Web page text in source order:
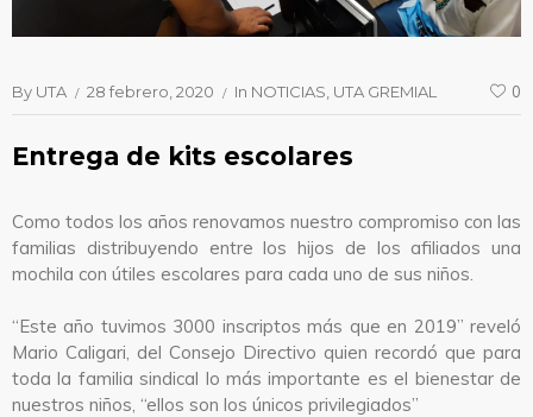
By UTA 28 febrero, 2020 In NOTICIAS UTA GREMIAL 0
Entrega de kits escolares
Como todos los años renovamos nuestro compromiso con las
familias distribuyendo entre los hijos de los afiliados una
mochila con útiles escolares para cada uno de sus niños.
“Este año tuvimos 3000 inscriptos más que en 2019” reveló
Mario Caligari, del Consejo Directivo quien recordó que para
toda la familia sindical lo más importante es el bienestar de
nuestros niños, “ellos son los únicos privilegiados”